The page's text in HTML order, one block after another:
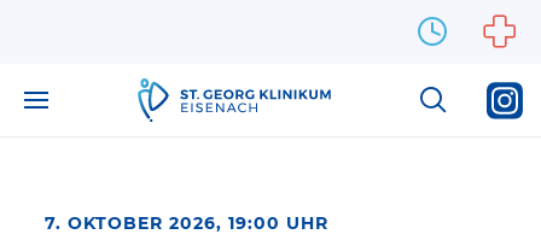
7. OKTOBER 2026, 19:00 UHR